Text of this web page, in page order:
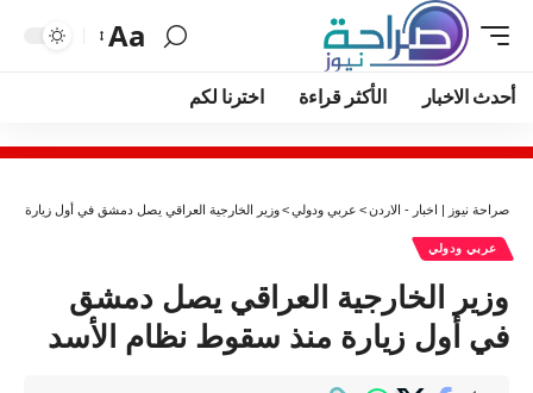
Aa
أحدث الاخبار الأكثر قراءة اخترنا لكم
صراحة نيوز | اخبار - الاردن> عربي ودولي>وزير الخارجية العراقي يصل دمشق في أول زيارة
عربي ودولي
وزير الخارجية العراقي يصل دمشق
في أول زيارة منذ سقوط نظام الأسد